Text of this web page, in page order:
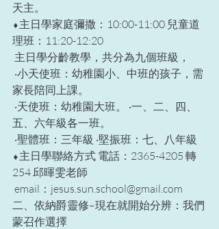
天主。
⬧主日學家庭彌撒：10:00-11:00 兒童道
理班：11:20-12:20
主日學分齡教學，共分為九個班級，
家長陪同上課。
五、六年級各一班。
‧聖體班：三年級 ‧堅振班：七、八年級
⬧主日學聯絡方式 電話：2365-4205 轉
254 邱暉雯老師
email：jesus.sun.school@gmail.com
二、依納爵靈修–現在就開始分辨：我們
蒙召作選擇